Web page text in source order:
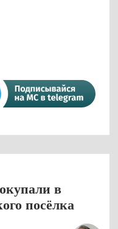
в
посёлка